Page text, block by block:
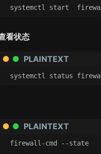
systemctl start
看状态
PLAINTEXT
systemctl status
PLAINTEXT
firewall-cmd --state